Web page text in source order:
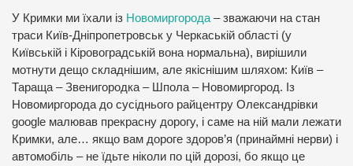
У Кримки ми їхали із Новомиргорода – зважаючи на стан
траси Київ-Дніпропетровськ у Черкаській області (у
Київській і Кіровоградській вона нормальна), вирішили
мотнути дещо складнішим, але якіснішим шляхом: Київ –
Тараща – Звенигородка – Шпола – Новомиргород. Із
Новомиргорода до сусіднього райцентру Олександрівки
google малював прекрасну дорогу, і саме на ній мали лежати
Кримки, але… якщо вам дороге здоров’я (принаймні нерви) і
автомобіль – не їдьте ніколи по цій дорозі, бо якщо це